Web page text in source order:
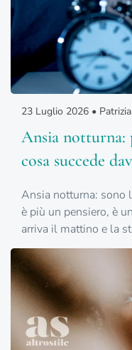
23 Luglio 2026 •
Ansia notturna:
cosa succede
Ansia notturna: sono
è più un pensiero, è
arriva il mattino e la